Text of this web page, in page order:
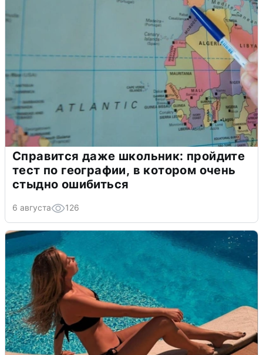
Справится даже школьник: пройдите
тест по географии, в котором очень
стыдно ошибиться
6 августа 126